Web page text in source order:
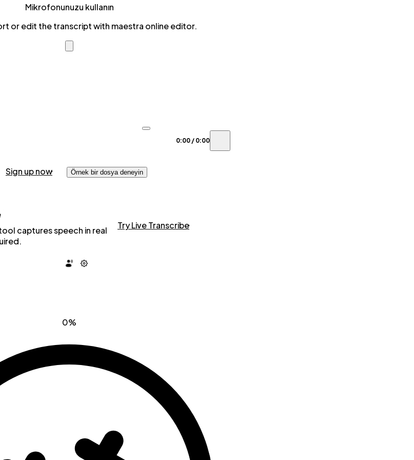
Mikrofonunuzu kullanın
or edit the transcript with maestra online editor.
0:00 / 0:00
Sign up now Örnek bir dosya deneyin
captures speech in real
Try Live Transcribe
0%